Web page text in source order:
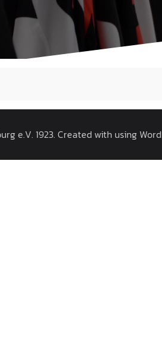
e.V. 1923. Created with using